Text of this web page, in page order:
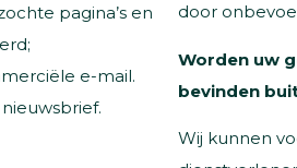
pagina’s en
e-mail.
door
Worden uw
bevinden
Wij kunnen